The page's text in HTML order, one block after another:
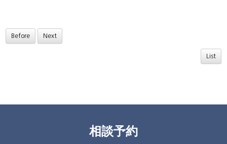
Before Next
List
相談予約